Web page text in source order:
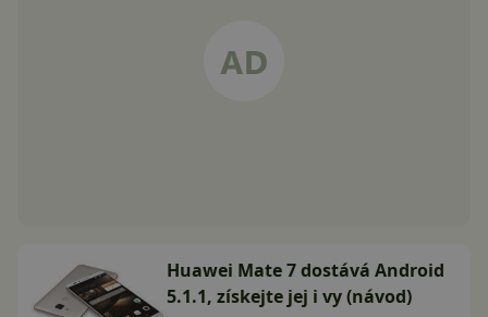
Huawei Mate 7 dostává Android
5.1.1, získejte jej i vy (návod)